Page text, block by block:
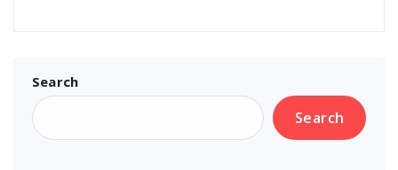
Search
Search